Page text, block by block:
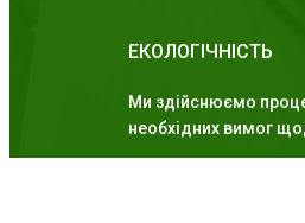
ЕКОЛОГІЧНІСТЬ
Ми здійснюємо
необхідних вимог